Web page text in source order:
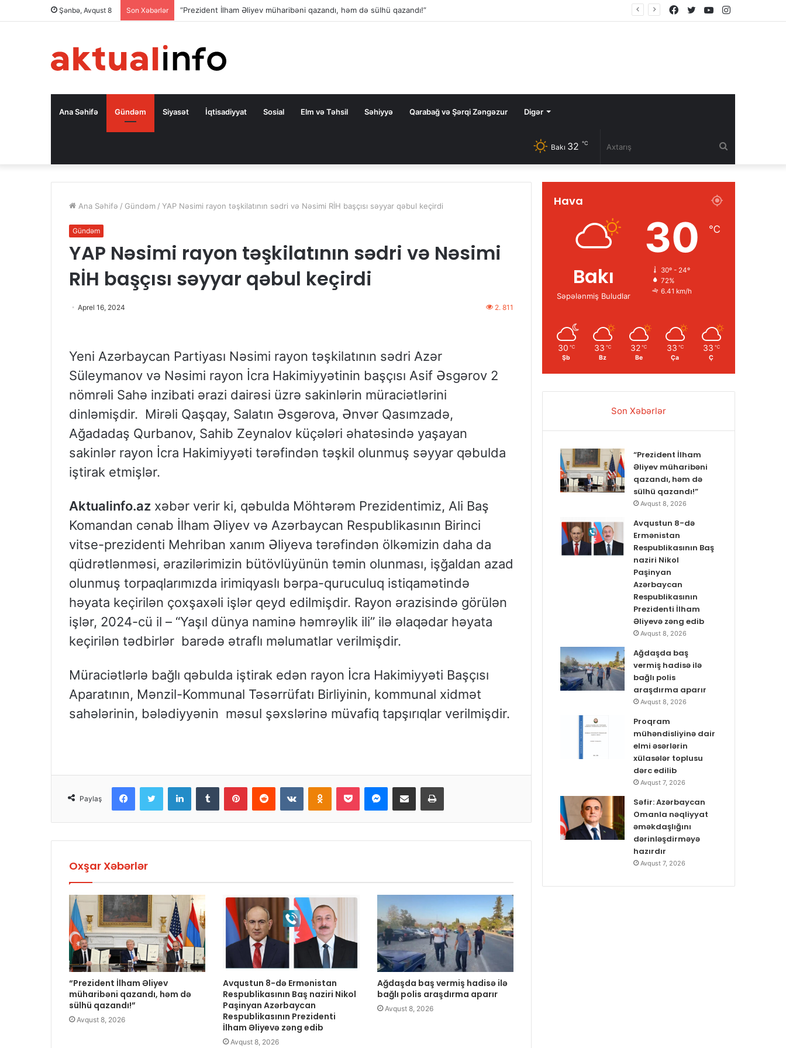
Şənbə, Avqust 8 Son Xəbərlər YouTube
Twitter
Facebook
Ana Səhifə Gündəm Siyasət İqtisadiyyat Sosial Elm və Təhsil Səhiyyə Qarabağ və Şərqi Zəngəzur Digər
Bakı 32 ℃
Ana Səhifə / Gündəm / YAP Nəsimi rayon təşkilatının sədri və Nəsimi RİH başçısı səyyar qəbul keçirdi
Gündəm
YAP Nəsimi rayon təşkilatının sədri və Nəsimi
RİH başçısı səyyar qəbul keçirdi
Aprel 16, 2024 2. 811
Yeni Azərbaycan Partiyası Nəsimi rayon təşkilatının sədri Azər
Süleymanov və Nəsimi rayon İcra Hakimiyyətinin başçısı Asif Əsgərov 2
nömrəli Sahə inzibati ərazi dairəsi üzrə sakinlərin müraciətlərini
dinləmişdir. Mirəli Qaşqay, Salatın Əsgərova, Ənvər Qasımzadə,
Ağadadaş Qurbanov, Sahib Zeynalov küçələri əhatəsində yaşayan
sakinlər rayon İcra Hakimiyyəti tərəfindən təşkil olunmuş səyyar qəbulda
iştirak etmişlər.
Aktualinfo.az xəbər verir ki, qəbulda Möhtərəm Prezidentimiz, Ali Baş
Komandan cənab İlham Əliyev və Azərbaycan Respublikasının Birinci
vitse-prezidenti Mehriban xanım Əliyeva tərəfindən ölkəmizin daha da
qüdrətlənməsi, ərazilərimizin bütövlüyünün təmin olunması, işğaldan azad
olunmuş torpaqlarımızda irimiqyaslı bərpa-quruculuq istiqamətində
həyata keçirilən çoxşaxəli işlər qeyd edilmişdir. Rayon ərazisində görülən
işlər, 2024-cü il – “Yaşıl dünya naminə həmrəylik ili” ilə əlaqədar həyata
keçirilən tədbirlər barədə ətraflı məlumatlar verilmişdir.
Müraciətlərlə bağlı qəbulda iştirak edən rayon İcra Hakimiyyəti Başçısı
Aparatının, Mənzil-Kommunal Təsərrüfatı Birliyinin, kommunal xidmət
sahələrinin, bələdiyyənin məsul şəxslərinə müvafiq tapşırıqlar verilmişdir.
Paylaş
Oxşar Xəbərlər
“Prezident İlham Əliyev
müharibəni qazandı, həm də
sülhü qazandı!”
Avqust 8, 2026
Avqustun 8-də Ermənistan
Respublikasının Baş naziri Nikol
Paşinyan Azərbaycan
Respublikasının Prezidenti
İlham Əliyevə zəng edib
Avqust 8, 2026
Ağdaşda baş vermiş hadisə ilə
bağlı polis araşdırma aparır
Avqust 8, 2026
Hava
Bakı
Səpələnmiş Buludlar
30 ℃
30º - 24º
72%
6.41 km/h
30 ℃
Şb
33 ℃
Bz
32 ℃
Be
33 ℃
Ça
33 ℃
Ç
Son Xəbərlər
“Prezident İlham
Əliyev müharibəni
qazandı, həm də
sülhü qazandı!”
Avqust 8, 2026
Avqustun 8-də
Ermənistan
Respublikasının Baş
naziri Nikol
Paşinyan
Azərbaycan
Respublikasının
Prezidenti İlham
Əliyevə zəng edib
Avqust 8, 2026
Ağdaşda baş
vermiş hadisə ilə
bağlı polis
araşdırma aparır
Avqust 8, 2026
Proqram
mühəndisliyinə dair
elmi əsərlərin
xülasələr toplusu
dərc edilib
Avqust 7, 2026
Səfir: Azərbaycan
Omanla nəqliyyat
əməkdaşlığını
dərinləşdirməyə
hazırdır
Avqust 7, 2026